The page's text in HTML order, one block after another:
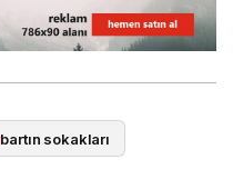
bartın sokakları